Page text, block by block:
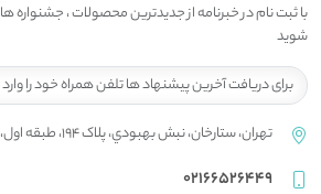
با ثبت نام در خبرنامه از جدیدترین محصولات ،
شوید
تهران، ستارخان، نبش بهبودي، پلاک 194، طبقه اول، واحد 1
02166526449